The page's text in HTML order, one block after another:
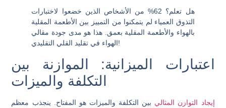
هل تعلم؟
62% من الأشخاص الذين خضعوا لاختبارات
التذوق العمياء لم يتمكنوا من التمييز بين الأطعمة المقلية
بالهواء والأطعمة المقلية بعمق. هذا هو مدى جودة مقالي
الهواء في تقليد القلي التقليدي!
اعتبارات الميزانية: الموازنة بين
التكلفة والميزات
إيجاد التوازن المثالي بين التكلفة والميزات هو المفتاح. ينجذب معظم